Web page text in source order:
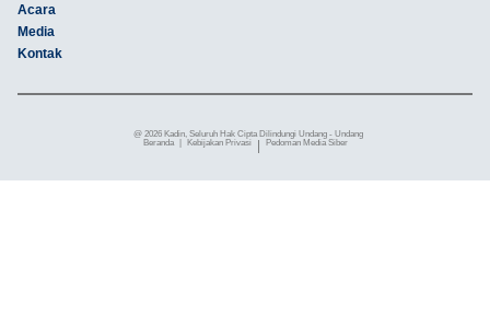
Acara
Media
Kontak
@ 2026 Kadin, Seluruh Hak Cipta Dilindungi Undang - Undang
Beranda
Kebijakan Privasi Pedoman Media Siber